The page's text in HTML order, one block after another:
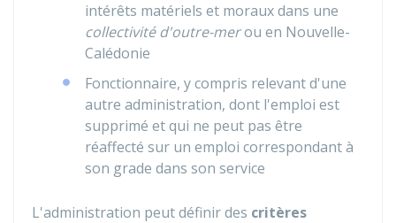
intérêts matériels et moraux dans une
collectivité d'outre-merou en Nouvelle-
Calédonie
Fonctionnaire, y compris relevant d'une
autre administration, dont l'emploi est
supprimé et qui ne peut pas être
réaffecté sur un emploi correspondant à
son grade dans son service
L'administration peut définir des critères